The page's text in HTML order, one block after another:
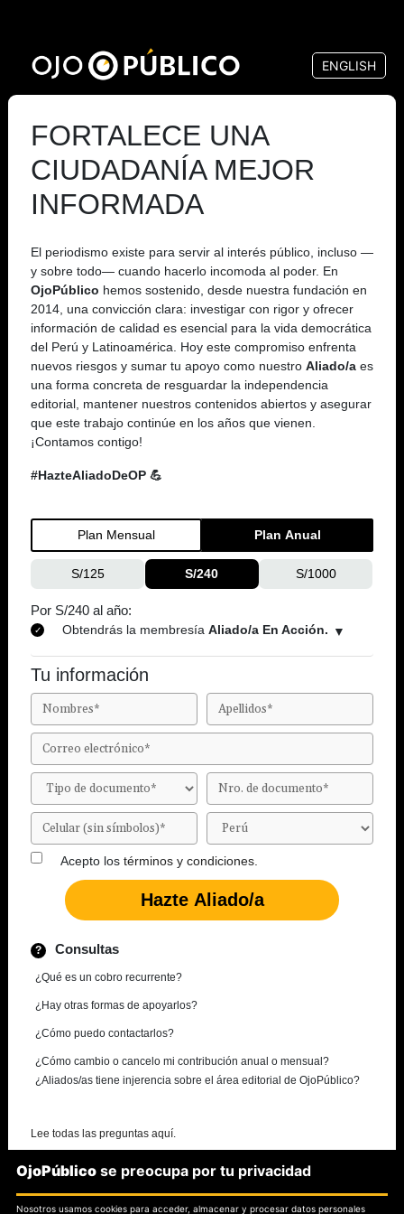
contenido
principal
ENGLISH
FORTALECE UNA
CIUDADANÍA MEJOR
INFORMADA
El periodismo existe para servir al interés público, incluso —
y sobre todo— cuando hacerlo incomoda al poder. En
OjoPúblico hemos sostenido, desde nuestra fundación en
2014, una convicción clara: investigar con rigor y ofrecer
información de calidad es esencial para la vida democrática
del Perú y Latinoamérica. Hoy este compromiso enfrenta
nuevos riesgos y sumar tu apoyo como nuestro Aliado/a es
una forma concreta de resguardar la independencia
editorial, mantener nuestros contenidos abiertos y asegurar
que este trabajo continúe en los años que vienen.
¡Contamos contigo!
#HazteAliadoDeOP 💪
Plan Mensual Plan Anual
S/125 S/240 S/1000
Por S/240 al año:
Obtendrás la membresía Aliado/a En Acción.
Tu información
Acepto los términos y condiciones.
Consultas
¿Qué es un cobro recurrente?
¿Hay otras formas de apoyarlos?
¿Cómo puedo contactarlos?
¿Cómo cambio o cancelo mi contribución anual o mensual?
¿Aliados/as tiene injerencia sobre el área editorial de OjoPúblico?
Lee todas las preguntas aquí.
¿Necesitas más información?
OjoPúblico se preocupa por tu privacidad
Nosotros usamos cookies para acceder, almacenar y procesar datos personales